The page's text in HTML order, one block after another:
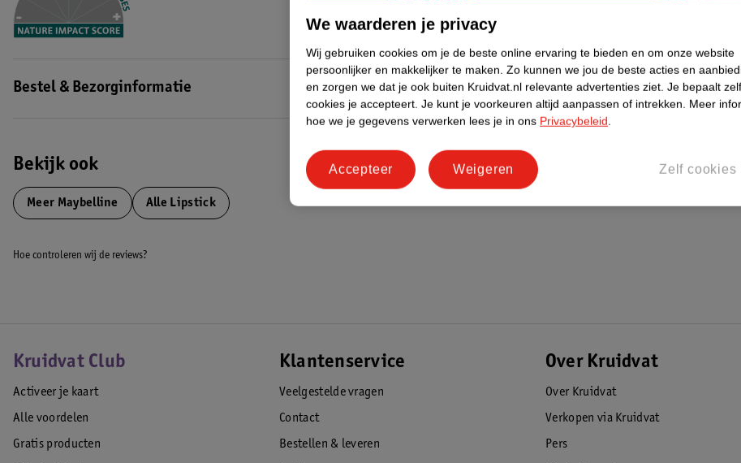
Bestel & Bezorginformatie
Bekijk ook
Meer Maybelline Alle Lipstick
Hoe controleren wij de reviews?
Kruidvat Club
Activeer je kaart
Alle voordelen
Gratis producten
Klantenservice
Veelgestelde vragen
Contact
Bestellen & leveren
Over Kruidvat
Over Kruidvat
Verkopen via Kruidvat
Pers
We waarderen je privacy
Wij gebruiken cookies om je de beste online ervaring te bieden en om onze website
persoonlijker en makkelijker te maken. Zo kunnen we jou de beste acties en
en zorgen we dat je ook buiten Kruidvat.nl relevante advertenties ziet. Je bepaalt
cookies je accepteert. Je kunt je voorkeuren altijd aanpassen of intrekken. Meer
hoe we je gegevens verwerken lees je in ons Privacybeleid.
Zelf cookies
Weigeren
Accepteer